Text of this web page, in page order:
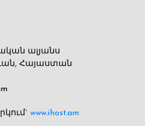
ալյանս
Հայաստան
www.ihost.am